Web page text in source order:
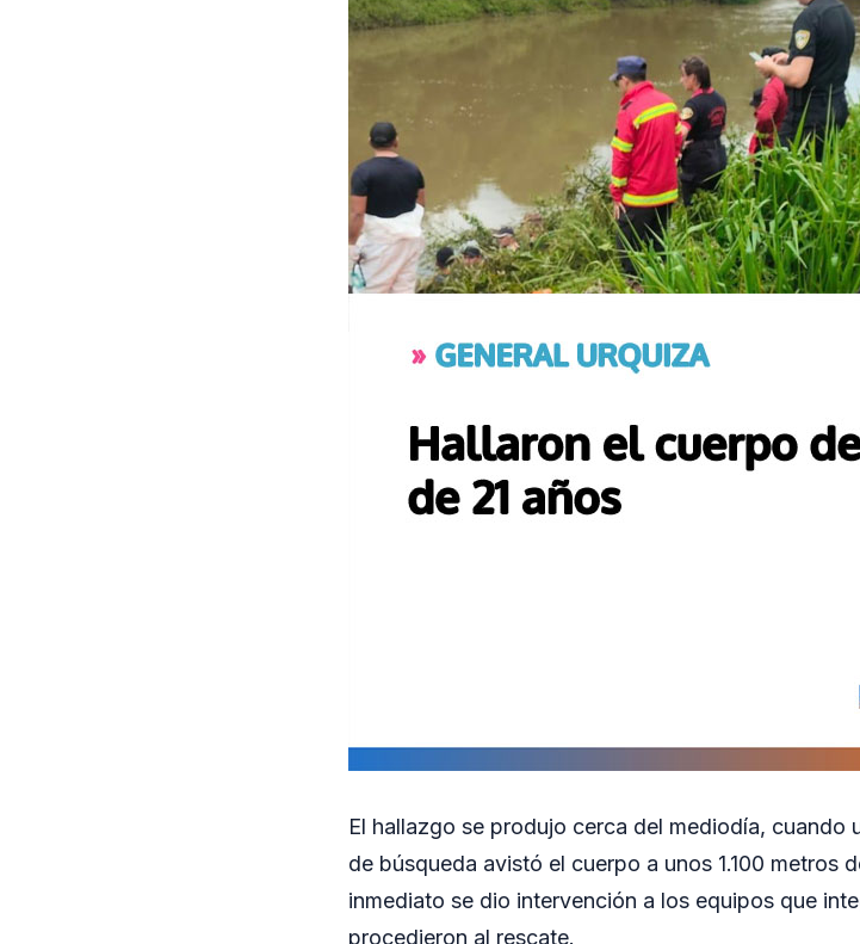
El hallazgo se produjo cerca del mediodía,
de búsqueda avistó el cuerpo a unos 1.100 metros
inmediato se dio intervención a los equipos que
procedieron al rescate.